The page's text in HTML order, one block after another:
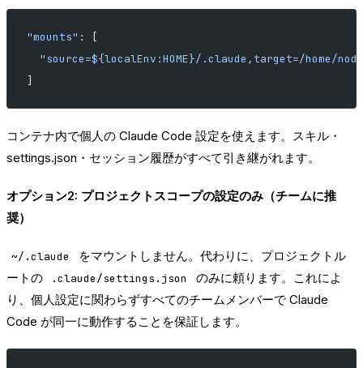
"mounts" : [
"source=${localEnv:HOME}/.claude,target=/home/
]
コンテナ内で個人の Claude Code 設定を使えます。スキル・
settings.json・セッション履歴がすべて引き継がれます。
オプション2: プロジェクトスコープの設定のみ（チームに推
奨）
~/.claude
をマウントしません。代わりに、プロジェクトル
ートの
.claude/settings.json
のみに頼ります。これによ
り、個人設定に関わらずすべてのチームメンバーで Claude
Code が同一に動作することを保証します。